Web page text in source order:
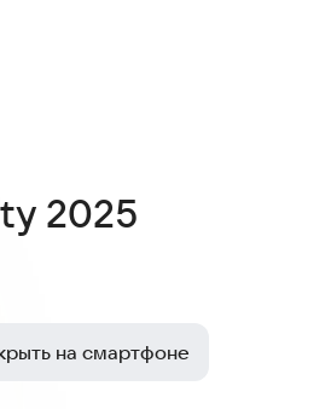
2025
на смартфоне